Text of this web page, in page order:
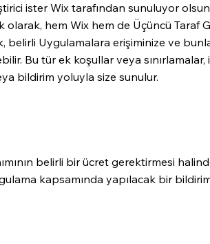
ister Wix tarafından sunuluyor
olarak, hem Wix hem de Üçüncü Taraf
belirli Uygulamalara erişiminize ve
Bu tür ek koşullar veya
bildirim yoluyla size sunulur.
belirli bir ücret gerektirmesi
kapsamında yapılacak bir